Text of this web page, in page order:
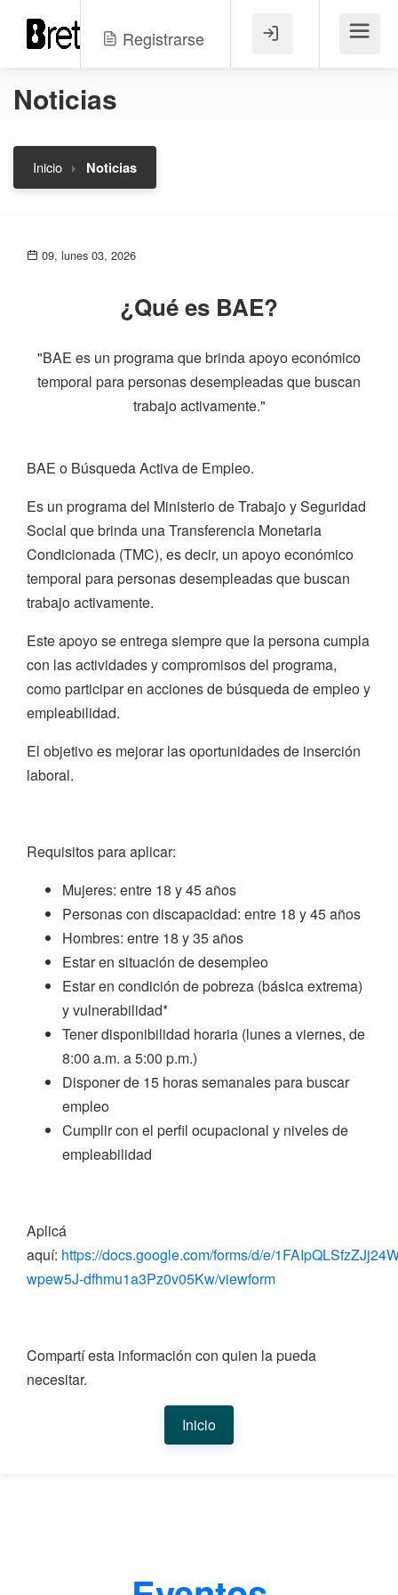
Registrarse Menú
Noticias
Inicio Noticias
09, lunes 03, 2026
¿Qué es BAE?
"BAE es un programa que brinda apoyo económico
temporal para personas desempleadas que buscan
trabajo activamente."
BAE o Búsqueda Activa de Empleo.
Es un programa del Ministerio de Trabajo y Seguridad
Social que brinda una Transferencia Monetaria
Condicionada (TMC), es decir, un apoyo económico
temporal para personas desempleadas que buscan
trabajo activamente.
Este apoyo se entrega siempre que la persona cumpla
con las actividades y compromisos del programa,
como participar en acciones de búsqueda de empleo y
empleabilidad.
El objetivo es mejorar las oportunidades de inserción
laboral.
Requisitos para aplicar:
Mujeres: entre 18 y 45 años
Personas con discapacidad: entre 18 y 45 años
Hombres: entre 18 y 35 años
Estar en situación de desempleo
Estar en condición de pobreza (básica extrema)
y vulnerabilidad*
Tener disponibilidad horaria (lunes a viernes, de
8:00 a.m. a 5:00 p.m.)
Disponer de 15 horas semanales para buscar
empleo
Cumplir con el perfil ocupacional y niveles de
empleabilidad
Aplicá
aquí: https://docs.google.com/forms/d/e/
wpew5J-dfhmu1a3Pz0v05Kw/viewform
Compartí esta información con quien la pueda
necesitar.
Inicio